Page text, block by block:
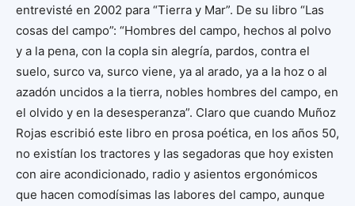
entrevisté en 2002 para “Tierra y Mar”. De su libro “Las
cosas del campo”: “Hombres del campo, hechos al polvo
y a la pena, con la copla sin alegría, pardos, contra el
suelo, surco va, surco viene, ya al arado, ya a la hoz o al
azadón uncidos a la tierra, nobles hombres del campo, en
el olvido y en la desesperanza”. Claro que cuando Muñoz
Rojas escribió este libro en prosa poética, en los años 50,
no existían los tractores y las segadoras que hoy existen
con aire acondicionado, radio y asientos ergonómicos
que hacen comodísimas las labores del campo, aunque